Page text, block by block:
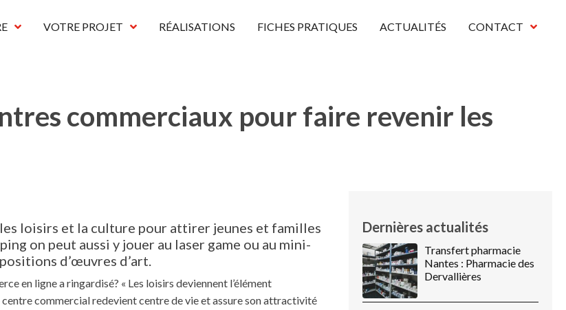
VOTRE PROJET RÉALISATIONS FICHES PRATIQUES ACTUALITÉS CONTACT
commerciaux pour faire revenir les
loisirs et la culture pour attirer jeunes et familles
on peut aussi y jouer au laser game ou au mini-
d’œuvres d’art.
en ligne a ringardisé? « Les loisirs deviennent l’élément
commercial redevient centre de vie et assure son attractivité
Dernières actualités
Transfert pharmacie
Nantes : Pharmacie des
Dervallières